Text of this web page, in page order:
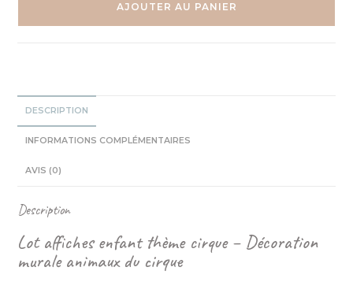
AJOUTER AU PANIER
DESCRIPTION
INFORMATIONS COMPLÉMENTAIRES
AVIS (0)
Description
Lot affiches enfant thème cirque – Décoration
murale animaux du cirque